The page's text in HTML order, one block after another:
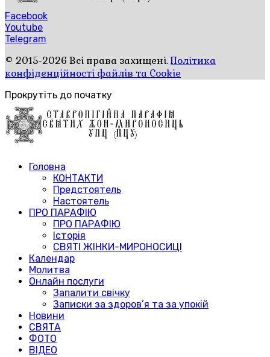
Facebook
Youtube
Telegram
© 2015-2026 Всі права захищені.Політика
конфіденційності файлів та Cookie
Прокрутіть до початку
Головна
КОНТАКТИ
Предстоятель
Настоятель
ПРО ПАРАФІЮ
ПРО ПАРАФІЮ
Історія
СВЯТІ ЖІНКИ-МИРОНОСИЦІ
Календар
Молитва
Онлайн послуги
Запалити свічку
Записки за здоров’я та за упокій
Новини
СВЯТА
ФОТО
ВІДЕО